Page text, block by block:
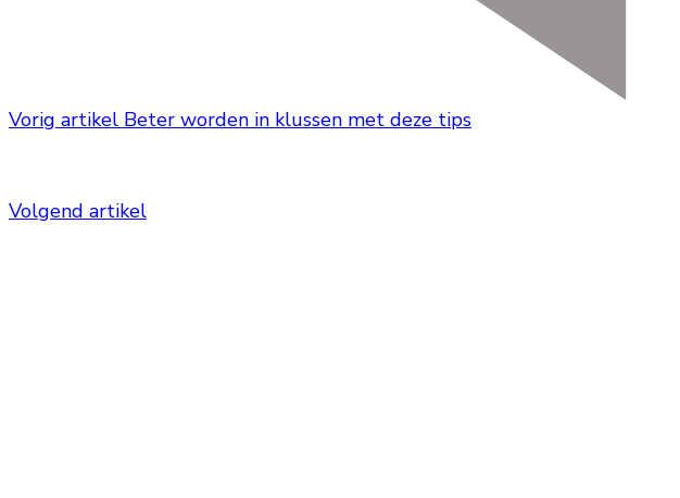
Vorig artikel Beter worden in klussen met deze tips
Volgend artikel